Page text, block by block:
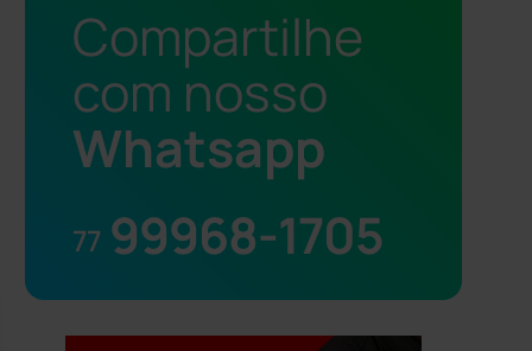
Compartilhe
com nosso
Whatsapp
77 99968-1705